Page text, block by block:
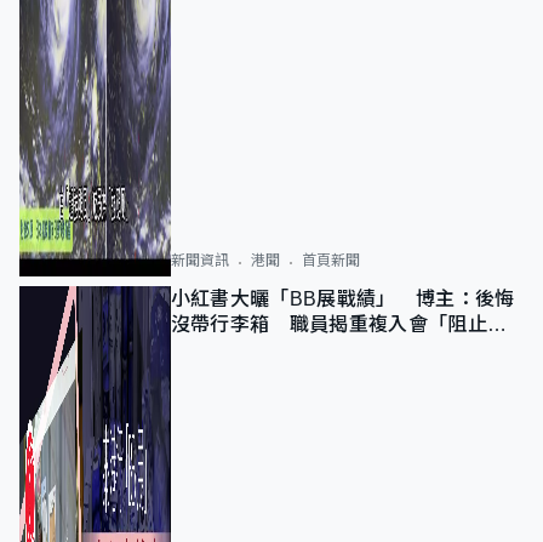
新聞資訊 港聞 首頁新聞
小紅書大曬「BB展戰績」 博主：後悔
沒帶行李箱 職員揭重複入會「阻止唔